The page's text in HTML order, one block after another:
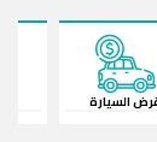
السيارة